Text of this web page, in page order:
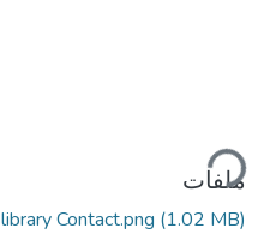
ملفات
library Contact.png (1.02 MB)